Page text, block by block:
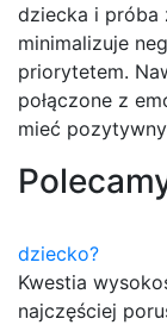
dziecka i próba
minimalizuje
priorytetem.
połączone z
mieć
dziecko?
Kwestia
najczęściej